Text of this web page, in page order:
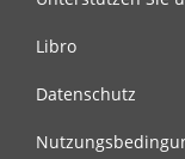
Libro
Datenschutz